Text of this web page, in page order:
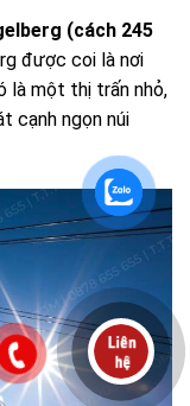
(cách 245
được coi là nơi
là một thị trấn nhỏ,
cạnh ngọn núi